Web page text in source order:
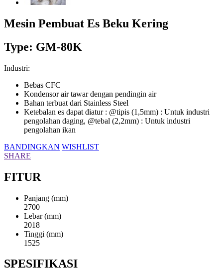
Mesin Pembuat Es Beku Kering
Type: GM-80K
Industri:
Bebas CFC
Kondensor air tawar dengan pendingin air
Bahan terbuat dari Stainless Steel
Ketebalan es dapat diatur : @tipis (1,5mm) : Untuk industri
pengolahan daging, @tebal (2,2mm) : Untuk industri
pengolahan ikan
BANDINGKAN WISHLIST
SHARE
FITUR
Panjang (mm)
2700
Lebar (mm)
2018
Tinggi (mm)
1525
SPESIFIKASI